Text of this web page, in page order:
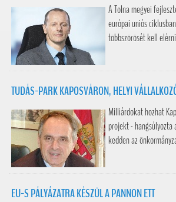
A Tolna megyei
európai uniós
többszörösét kell
TUDÁS-PARK KAPOSVÁRON, HELYI
Milliárdokat hozhat
projekt - hangsúlyozta
kedden az
EU-S PÁLYÁZATRA KÉSZÜL A PANNON ETT